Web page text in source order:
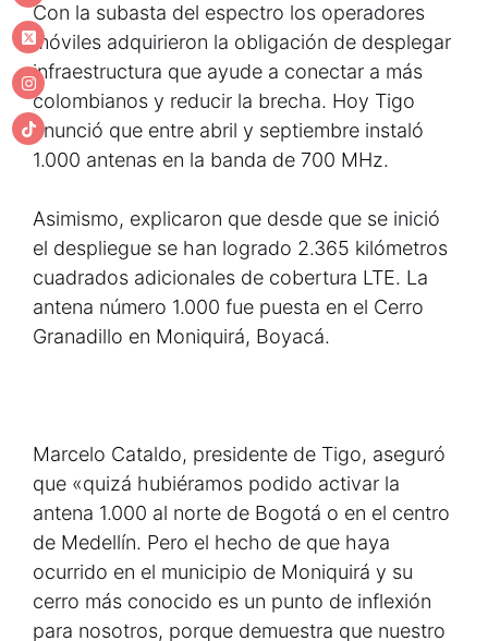
Con la subasta del espectro los operadores
móviles adquirieron la obligación de desplegar
infraestructura que ayude a conectar a más
colombianos y reducir la brecha. Hoy Tigo
anunció que entre abril y septiembre instaló
1.000 antenas en la banda de 700 MHz.
Asimismo, explicaron que desde que se inició
el despliegue se han logrado 2.365 kilómetros
cuadrados adicionales de cobertura LTE. La
antena número 1.000 fue puesta en el Cerro
Granadillo en Moniquirá, Boyacá.
Marcelo Cataldo, presidente de Tigo, aseguró
que «quizá hubiéramos podido activar la
antena 1.000 al norte de Bogotá o en el centro
de Medellín. Pero el hecho de que haya
ocurrido en el municipio de Moniquirá y su
cerro más conocido es un punto de inflexión
para nosotros, porque demuestra que nuestro